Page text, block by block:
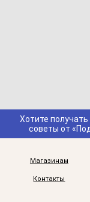
Хотите получать
советы от
Магазинам
Контакты